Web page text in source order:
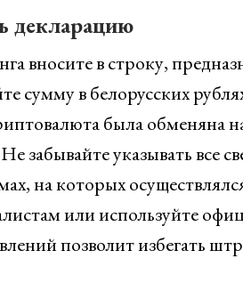
декларацию
вносите в строку,
сумму в белорусских
была обменяна
забывайте указывать все
на которых
или используйте
позволит избегать